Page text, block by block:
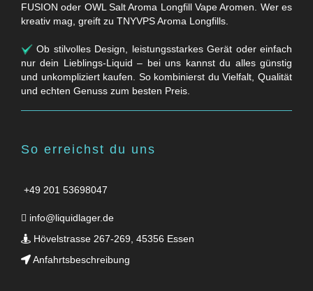
FUSION oder OWL Salt Aroma Longfill Vape Aromen. Wer es
kreativ mag, greift zu TNYVPS Aroma Longfills.
Ob stilvolles Design, leistungsstarkes Gerät oder einfach
nur dein Lieblings-Liquid – bei uns kannst du alles günstig
und unkompliziert kaufen. So kombinierst du Vielfalt, Qualität
und echten Genuss zum besten Preis.
So erreichst du uns
+49 201 53698047
info@liquidlager.de
Hövelstrasse 267-269, 45356 Essen
Anfahrtsbeschreibung